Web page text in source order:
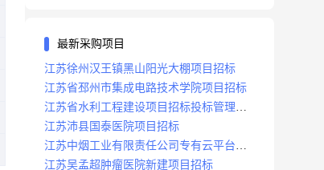
最新采购项目
江苏徐州汉王镇黑山阳光大棚项目招标
江苏省邳州市集成电路技术学院项目招标
江苏省水利工程建设项目招标投标管理办
法
江苏沛县国泰医院项目招标
江苏中烟工业有限责任公司专有云平台扩
容项目招标
江苏吴孟超肿瘤医院新建项目招标